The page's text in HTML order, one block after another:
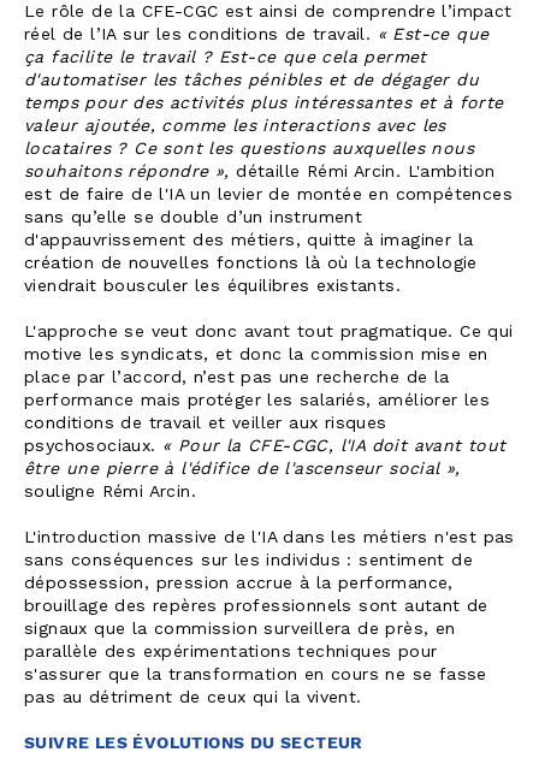
Le rôle de la CFE-CGC est ainsi de comprendre l’impact
réel de l’IA sur les conditions de travail. « Est-ce que
ça facilite le travail ? Est-ce que cela permet
d'automatiser les tâches pénibles et de dégager du
temps pour des activités plus intéressantes et à forte
valeur ajoutée, comme les interactions avec les
locataires ? Ce sont les questions auxquelles nous
souhaitons répondre »,détaille Rémi Arcin. L'ambition
est de faire de l'IA un levier de montée en compétences
sans qu’elle se double d’un instrument
d'appauvrissement des métiers, quitte à imaginer la
création de nouvelles fonctions là où la technologie
viendrait bousculer les équilibres existants.
L'approche se veut donc avant tout pragmatique. Ce qui
motive les syndicats, et donc la commission mise en
place par l’accord, n’est pas une recherche de la
performance mais protéger les salariés, améliorer les
conditions de travail et veiller aux risques
psychosociaux. « Pour la CFE-CGC, l'IA doit avant tout
être une pierre à l'édifice de l'ascenseur social »,
souligne Rémi Arcin.
L'introduction massive de l'IA dans les métiers n'est pas
sans conséquences sur les individus : sentiment de
dépossession, pression accrue à la performance,
brouillage des repères professionnels sont autant de
signaux que la commission surveillera de près, en
parallèle des expérimentations techniques pour
s'assurer que la transformation en cours ne se fasse
pas au détriment de ceux qui la vivent.
SUIVRE LES ÉVOLUTIONS DU SECTEUR